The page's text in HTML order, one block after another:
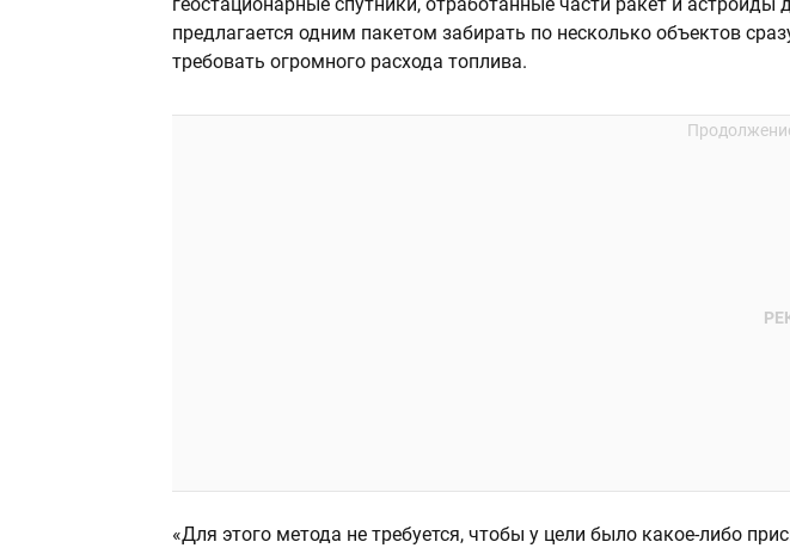
предлагается одним пакетом забирать по несколько объектов
требовать огромного расхода топлива.
«Для этого метода не требуется, чтобы у цели было какое-либо